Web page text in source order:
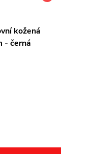
kožená
- černá